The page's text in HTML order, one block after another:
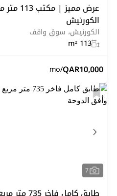
عرض
الكورنيش
الكورنيش، سوق واقف
113 m²
10,000
QAR
/mo
7